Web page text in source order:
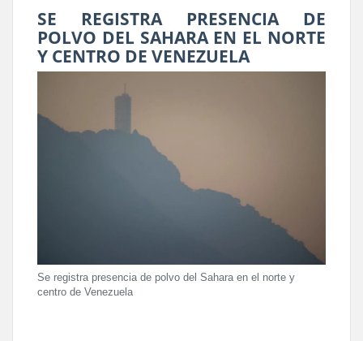
SE REGISTRA PRESENCIA DE
POLVO DEL SAHARA EN EL NORTE
Y CENTRO DE VENEZUELA
Se registra presencia de polvo del Sahara en el norte y
centro de Venezuela